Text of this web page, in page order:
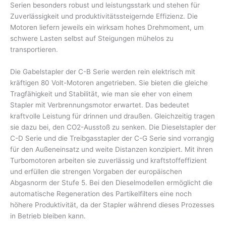
Serien besonders robust und leistungsstark und stehen für
Zuverlässigkeit und produktivitätssteigernde Effizienz. Die
Motoren liefern jeweils ein wirksam hohes Drehmoment, um
schwere Lasten selbst auf Steigungen mühelos zu
transportieren.
Die Gabelstapler der C-B Serie werden rein elektrisch mit
kräftigen 80 Volt-Motoren angetrieben. Sie bieten die gleiche
Tragfähigkeit und Stabilität, wie man sie eher von einem
Stapler mit Verbrennungsmotor erwartet. Das bedeutet
kraftvolle Leistung für drinnen und draußen. Gleichzeitig tragen
sie dazu bei, den CO2-Ausstoß zu senken. Die Dieselstapler der
C-D Serie und die Treibgasstapler der C-G Serie sind vorrangig
für den Außeneinsatz und weite Distanzen konzipiert. Mit ihren
Turbomotoren arbeiten sie zuverlässig und kraftstoffeffizient
und erfüllen die strengen Vorgaben der europäischen
Abgasnorm der Stufe 5. Bei den Dieselmodellen ermöglicht die
automatische Regeneration des Partikelfilters eine noch
höhere Produktivität, da der Stapler während dieses Prozesses
in Betrieb bleiben kann.